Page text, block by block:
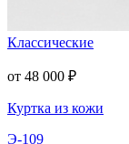
Классические
от 48 000 ₽
Куртка из кожи
Э-109